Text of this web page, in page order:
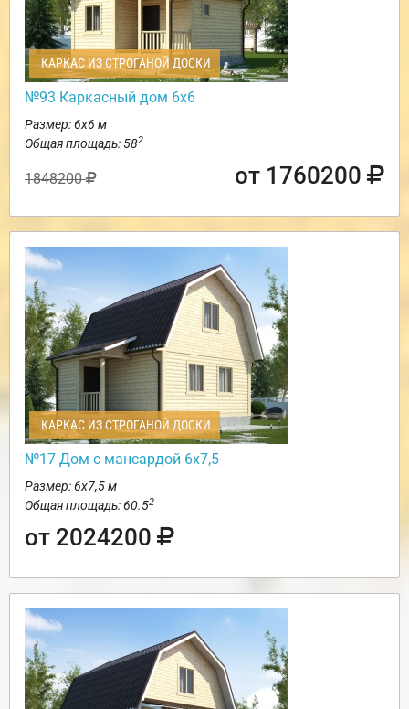
КАРКАС ИЗ СТРОГАНОЙ ДОСКИ
№93 Каркасный дом 6х6
Размер: 6х6 м
Общая площадь: 582
1848200 от 1760200
КАРКАС ИЗ СТРОГАНОЙ ДОСКИ
№17 Дом с мансардой 6х7,5
Размер: 6х7,5 м
Общая площадь: 60.52
от 2024200